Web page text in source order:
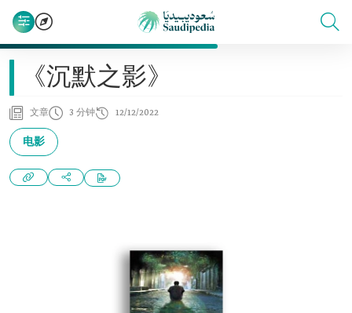
《沉默之影》
文章 3 分钟 12/12/2022
电影